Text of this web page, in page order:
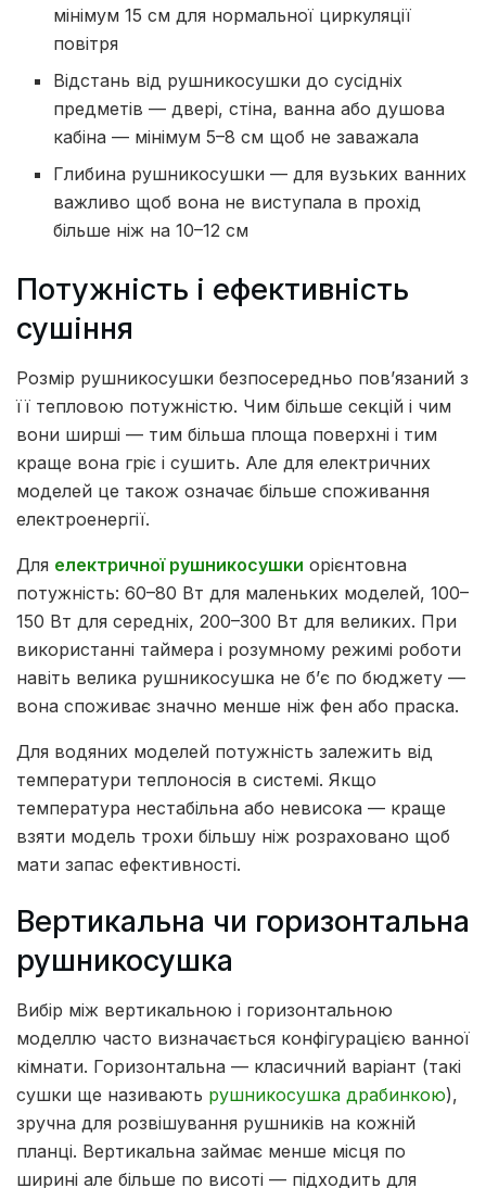
мінімум 15 см для нормальної циркуляції
повітря
Відстань від рушникосушки до сусідніх
предметів — двері, стіна, ванна або душова
кабіна — мінімум 5–8 см щоб не заважала
Глибина рушникосушки — для вузьких ванних
важливо щоб вона не виступала в прохід
більше ніж на 10–12 см
Потужність і ефективність
сушіння
Розмір рушникосушки безпосередньо пов’язаний з
її тепловою потужністю. Чим більше секцій і чим
вони ширші — тим більша площа поверхні і тим
краще вона гріє і сушить. Але для електричних
моделей це також означає більше споживання
електроенергії.
Для електричної рушникосушки орієнтовна
потужність: 60–80 Вт для маленьких моделей, 100–
150 Вт для середніх, 200–300 Вт для великих. При
використанні таймера і розумному режимі роботи
навіть велика рушникосушка не б’є по бюджету —
вона споживає значно менше ніж фен або праска.
Для водяних моделей потужність залежить від
температури теплоносія в системі. Якщо
температура нестабільна або невисока — краще
взяти модель трохи більшу ніж розраховано щоб
мати запас ефективності.
Вертикальна чи горизонтальна
рушникосушка
Вибір між вертикальною і горизонтальною
моделлю часто визначається конфігурацією ванної
кімнати. Горизонтальна — класичний варіант (такі
сушки ще називають рушникосушка драбинкою),
зручна для розвішування рушників на кожній
планці. Вертикальна займає менше місця по
ширині але більше по висоті — підходить для